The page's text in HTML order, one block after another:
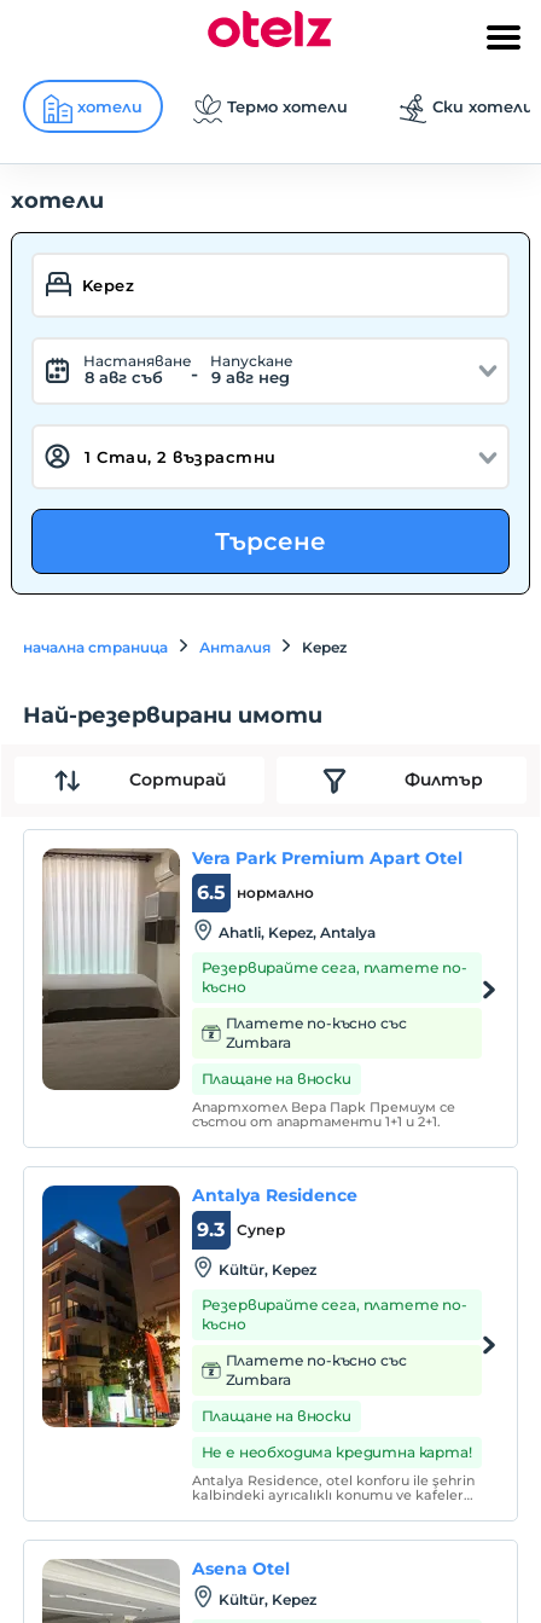
хотели Термо хотели Ски хотели
хотели
Hастаняване
8 авг съб -
Hапускане
9 авг нед
Търсене
начална страница Анталия Kepez
Най-резервирани имоти
Сортирай Филтър
Vera Park Premium Apart Otel
нормално
6.5
Ahatli, Kepez, Antalya
Резервирайте сега, платете по-
късно
Платете по-късно със
Zumbara
Плащане на вноски
Апартхотел Вера Парк Премиум се
състои от апартаменти 1+1 и 2+1.
Antalya Residence
Супер
9.3
Kültür, Kepez
Резервирайте сега, платете по-
късно
Платете по-късно със
Zumbara
Плащане на вноски
Не е необходима кредитна карта!
Antalya Residence, otel konforu ile şehrin
kalbindeki ayrıcalıklı konumu ve kafeler
misafirlerine en kaliteli hizmeti ve konforu
sunmak amacıyla 2023 yılında kapılarını
Asena Otel
Kültür, Kepez